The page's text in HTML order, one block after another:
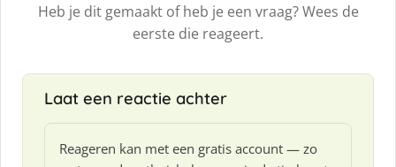
Heb je dit gemaakt of heb je een vraag? Wees de
eerste die reageert.
Laat een reactie achter
Reageren kan met een gratis account — zo